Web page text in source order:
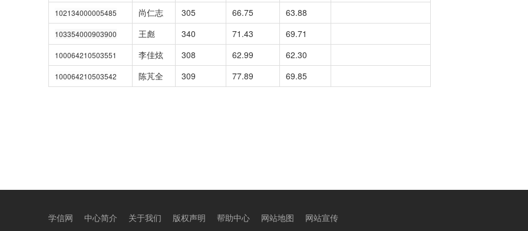
102134000005485 尚仁志 305 66.75 63.88
103354000903900 王彪 340 71.43 69.71
100064210503551 李佳炫 308 62.99 62.30
100064210503542 陈芃全 309 77.89 69.85
学信网 中心简介 关于我们 版权声明 帮助中心 网站地图 网站宣传